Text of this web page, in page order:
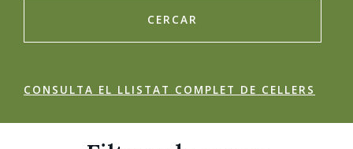
CERCAR
CONSULTA EL LLISTAT COMPLET DE CELLERS